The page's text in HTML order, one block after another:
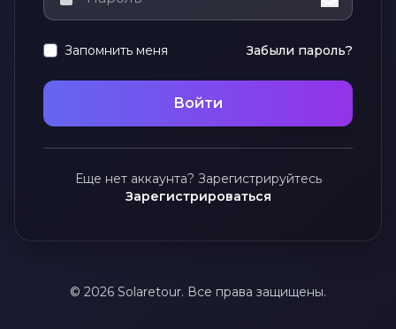
Запомнить меня Забыли пароль?
Войти
Еще нет аккаунта? Зарегистрируйтесь
Зарегистрироваться
© 2026 Solaretour. Все права защищены.